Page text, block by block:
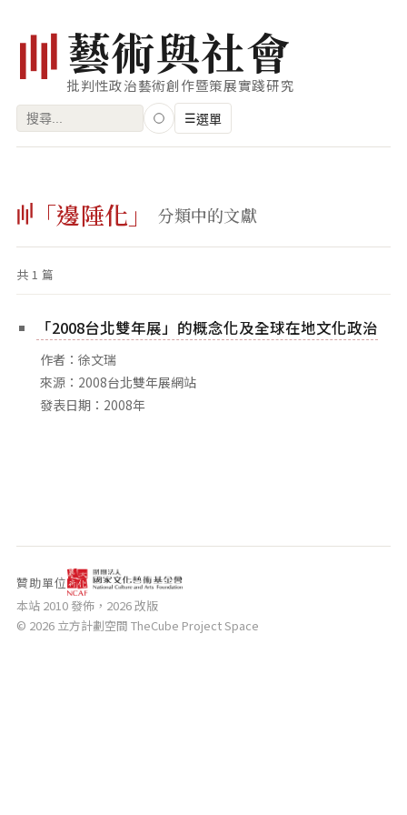
藝術與社會
批判性政治藝術創作暨策展實踐研究
搜
字:
☰選單
藝術家
創作類型
專題
關鍵字
標籤雲
相關網站
出版品
「邊陲化」 分類中的文獻
共 1 篇
「2008台北雙年展」的概念化及全球在地文化政治
作者：徐文瑞
來源：2008台北雙年展網站
發表日期：2008年
贊助單位
本站 2010 發佈，2026 改版
© 2026 立方計劃空間 TheCube Project Space